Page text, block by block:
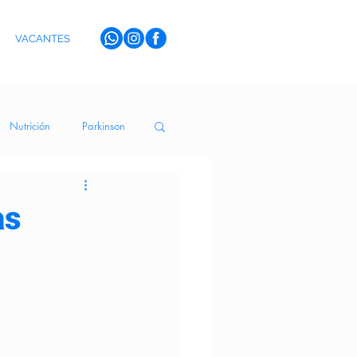
VACANTES
Nutrición Parkinson